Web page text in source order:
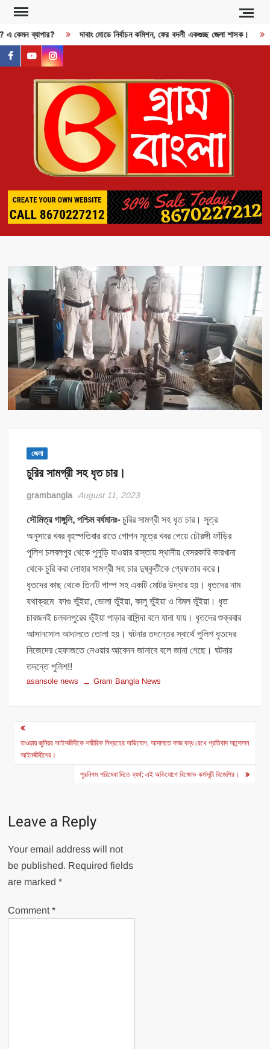
Skip
content
এ কেমন ব্যাপার? দাবাং মোডে নির্বাচন কমিশন, ফের বদলী একগুচ্ছ জেলা শাসক।
facebook
youtubeinstagram
জেলা
চুরির সামগ্রী সহ ধৃত চার।
grambangla August 11, 2023
সৌমিত্র গাঙ্গুলি, পশ্চিম বর্ধমানঃ-চুরির সামগ্রী সহ ধৃত চার। সূত্র
অনুসারে খবর বৃহস্পতিবার রাতে গোপন সূত্রে খবর পেয়ে চৌরঙ্গী ফাঁড়ির
পুলিশ চলবলপুর থেকে পুনুড়ি যাওয়ার রাস্তায় স্থানীয় বেসরকারি কারখানা
থেকে চুরি করা লোহার সামগ্রী সহ চার দুষ্কৃতীকে গ্রেফতার করে।
ধৃতদের কাছ থেকে তিনটি পাম্প সহ একটি মোটর উদ্ধার হয়। ধৃতদের নাম
যথাক্রমে ফাগু ভুঁইয়া, ভোলা ভুঁইয়া, কালু ভুঁইয়া ও বিমল ভুঁইয়া। ধৃত
চারজনই চলবলপুরের ভুঁইয়া পাড়ার বাসিন্দা বলে যানা যায়। ধৃতদের শুক্রবার
আসানসোল আদালতে তোলা হয়। ঘটনার তদন্তের স্বার্থে পুলিশ ধৃতদের
নিজেদের হেফাজতে নেওয়ার আবেদন জানাবে বলে জানা গেছে। ঘটনার
তদন্তে পুলিশ!!
asansole news Gram Bangla News
Post
navigation
হাওড়ায় জুনিয়র আইনজীবীকে শারীরিক নিগ্রহের অভিযোগ, আদালতে কাজ বন্ধ রেখে প্রতিবাদ আন্দোলন
আইনজীবীদের।
পুরনিগম পরিষেবা দিতে ব্যর্থ; এই অভিযোগে বিক্ষোভ কর্মসূচী বিজেপির।
Leave a Reply
Your email address will not
be published. Required fields
are marked*
Comment*